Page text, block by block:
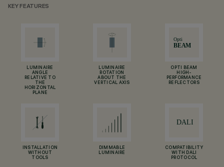
KEY FEATURES
LUMINAIRE
ANGLE
RELATIVE TO
THE
HORIZONTAL
PLANE
LUMINAIRE
ROTATION
ABOUT THE
VERTICAL AXIS
OPTI BEAM
HIGH-
PERFORMANCE
REFLECTORS
INSTALLATION
WITHOUT
TOOLS
DIMMABLE
LUMINAIRE
COMPATIBILITY
WITH DALI
PROTOCOL